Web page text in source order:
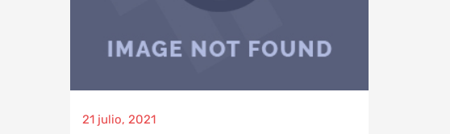
21 julio, 2021